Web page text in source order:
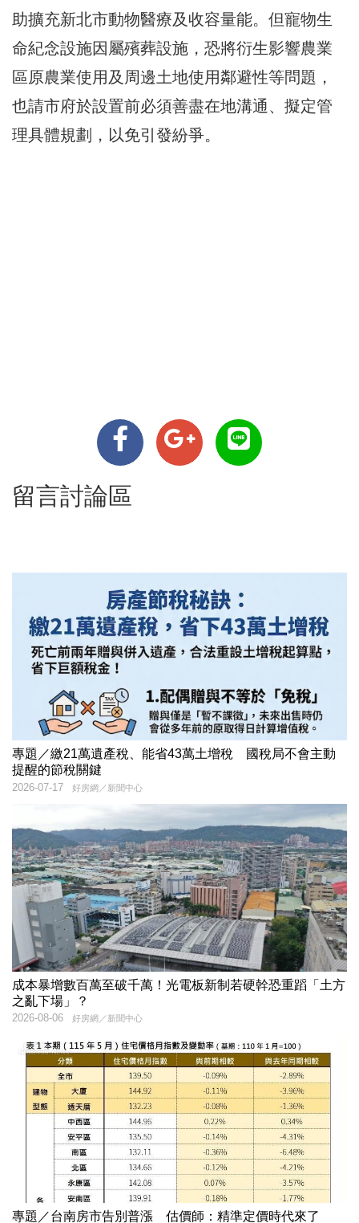
助擴充新北市動物醫療及收容量能。但寵物生
命紀念設施因屬殯葬設施，恐將衍生影響農業
區原農業使用及周邊土地使用鄰避性等問題，
也請市府於設置前必須善盡在地溝通、擬定管
理具體規劃，以免引發紛爭。
留言討論區
專題／繳21萬遺產稅、能省43萬土增稅 國稅局不會主動
提醒的節稅關鍵
好房網／新聞中心
2026-07-17
成本暴增數百萬至破千萬！光電板新制若硬幹恐重蹈「土方
之亂下場」？
好房網／新聞中心
2026-08-06
專題／台南房市告別普漲 估價師：精準定價時代來了